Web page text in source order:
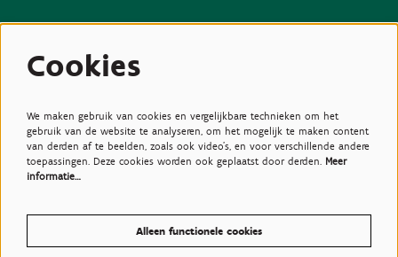
Cookies
We maken gebruik van cookies en vergelijkbare technieken om het
gebruik van de website te analyseren, om het mogelijk te maken content
van derden af te beelden, zoals ook video’s, en voor verschillende andere
toepassingen. Deze cookies worden ook geplaatst door derden. Meer
informatie…
Alleen functionele cookies